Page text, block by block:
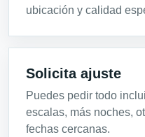
ubicación y calidad
Solicita ajuste
Puedes pedir todo
escalas, más noches,
fechas cercanas.